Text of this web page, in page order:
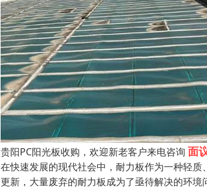
贵阳PC阳光板收购，欢迎新老客户来电咨询 面
在快速发展的现代社会中，耐力板作为一种轻
更新，大量废弃的耐力板成为了亟待解决的环